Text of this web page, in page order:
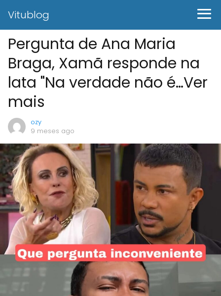
Vitublog
Pergunta de Ana Maria
Braga, Xamã responde na
lata "Na verdade não é…Ver
mais
ozy
9 meses ago